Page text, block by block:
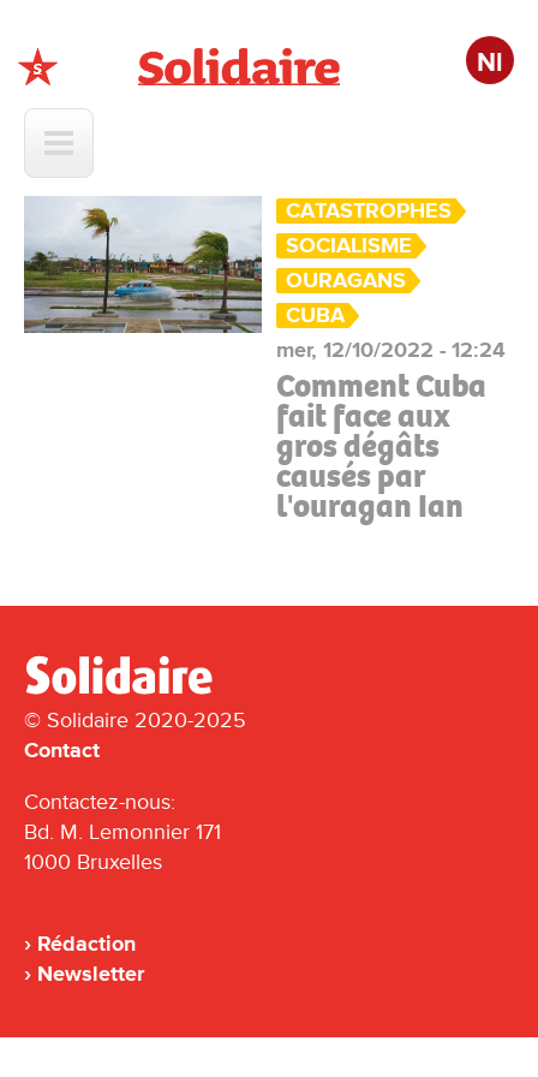
Nl
CATASTROPHES
SOCIALISME
OURAGANS
CUBA
mer, 12/10/2022 - 12:24
Comment Cuba
fait face aux
gros dégâts
causés par
l'ouragan Ian
© Solidaire 2020-2025
Contact
Contactez-nous:
Bd. M. Lemonnier 171
1000 Bruxelles
Rédaction
Newsletter